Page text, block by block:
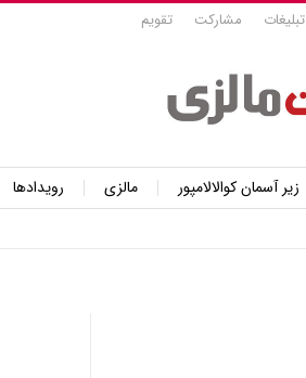
تبلیغات مشارکت تقویم
زیر آسمان کوالالامپور مالزی رویدادها